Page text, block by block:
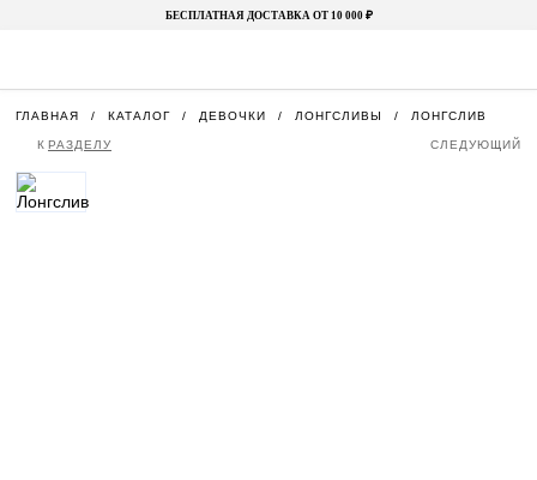
БЕСПЛАТНАЯ ДОСТАВКА ОТ 10 000 ₽
ГЛАВНАЯ КАТАЛОГ ДЕВОЧКИ ЛОНГСЛИВЫ ЛОНГСЛИВ
К РАЗДЕЛУ СЛЕДУЮЩИЙ